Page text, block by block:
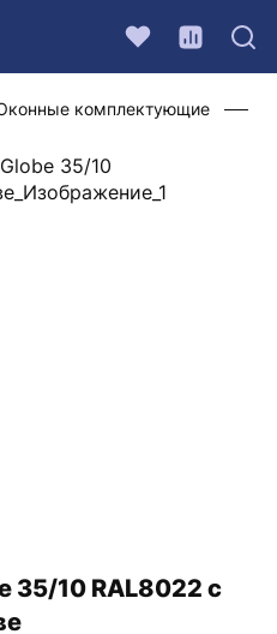
комплектующие
35/10 RAL8022 с